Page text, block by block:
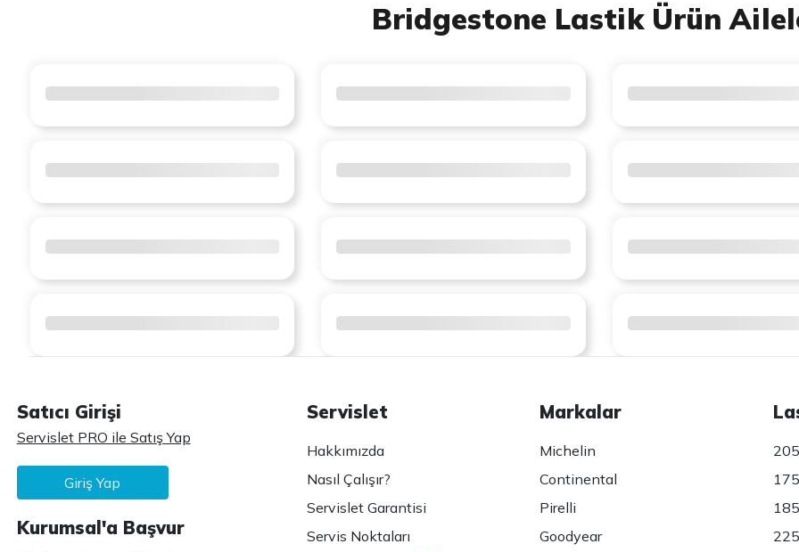
Bridgestone Lastik Ürün
Satıcı Girişi
Servislet PRO ile Satış Yap
Giriş Yap
Kurumsal'a Başvur
Servislet
Hakkımızda
Nasıl Çalışır?
Servislet Garantisi
Servis Noktaları
Markalar
Michelin
Continental
Pirelli
Goodyear